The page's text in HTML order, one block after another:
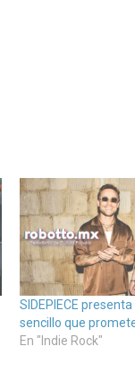
SIDEPIECE
sencillo que
En "Indie Rock"